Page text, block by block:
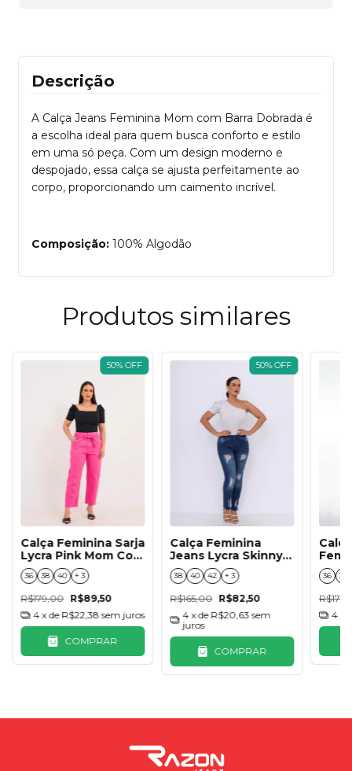
Descrição
A Calça Jeans Feminina Mom com Barra Dobrada é
a escolha ideal para quem busca conforto e estilo
em uma só peça. Com um design moderno e
despojado, essa calça se ajusta perfeitamente ao
corpo, proporcionando um caimento incrível.
Composição: 100% Algodão
Produtos similares
50%OFF
Calça Feminina Sarja
Lycra Pink Mom Com
Cinto
36 38 40 + 3
R$179,00
R$89,50
4 x de R$22,38 sem juros
COMPRAR
50%OFF
Calça Feminina
Jeans Lycra Skinny
Com Elastico
38 40 42 + 3
R$165,00 R$82,50
4 x de R$20,63 sem
juros
COMPRAR
36 38
4